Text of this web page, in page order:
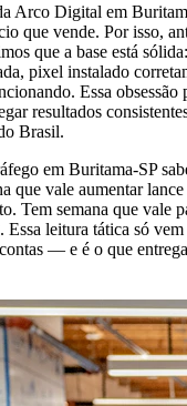
Arco Digital em
que vende. Por isso,
que a base está
pixel instalado
Essa obsessão
resultados
Brasil.
em Buritama-SP
que vale aumentar
Tem semana que vale
Essa leitura tática só
— e é o que